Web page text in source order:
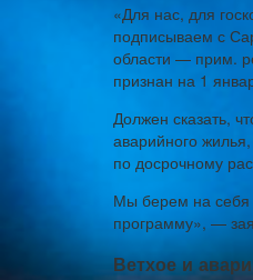
«Для нас, для
подписываем с
области — прим.
признан на 1
Должен сказать,
аварийного
по досрочному
Мы берем на себя
программу», —
Ветхое и